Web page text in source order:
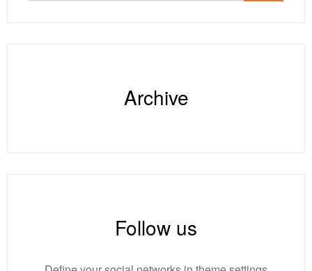
Archive
Follow us